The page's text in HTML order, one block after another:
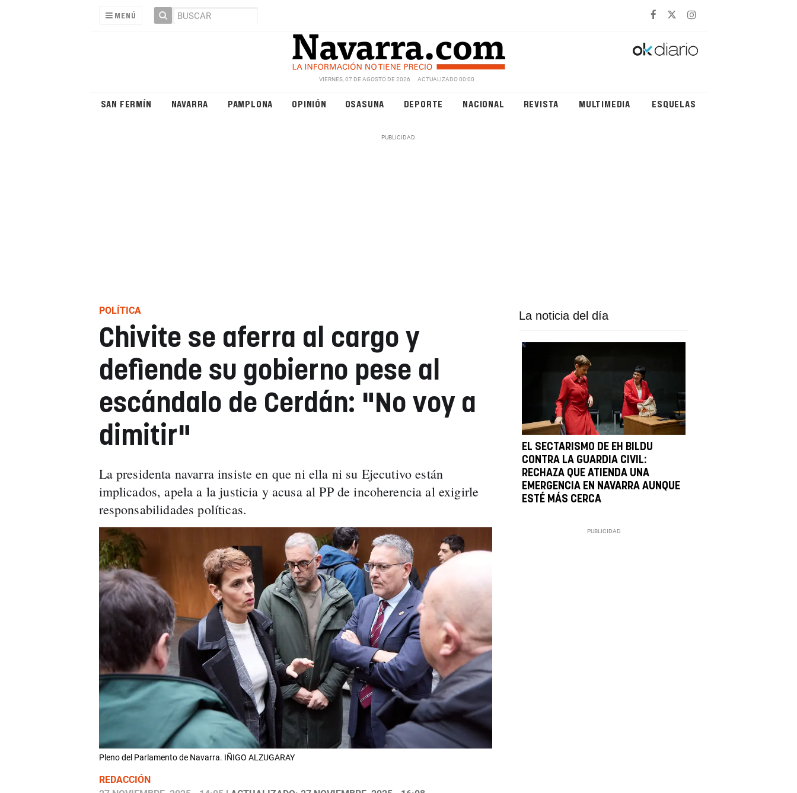
MENÚ
VIERNES, 07 DE AGOSTO DE 2026 ACTUALIZADO 00:00
SAN FERMÍN NAVARRA PAMPLONA OPINIÓN OSASUNA DEPORTE NACIONAL REVISTA MULTIMEDIA ESQUELAS
POLÍTICA
Chivite se aferra al cargo y
defiende su gobierno pese al
escándalo de Cerdán: "No voy a
dimitir"
La presidenta navarra insiste en que ni ella ni su Ejecutivo están
implicados, apela a la justicia y acusa al PP de incoherencia al exigirle
responsabilidades políticas.
Pleno del Parlamento de Navarra. IÑIGO ALZUGARAY
REDACCIÓN
La noticia del día
EL SECTARISMO DE EH BILDU
CONTRA LA GUARDIA CIVIL:
RECHAZA QUE ATIENDA UNA
EMERGENCIA EN NAVARRA AUNQUE
ESTÉ MÁS CERCA